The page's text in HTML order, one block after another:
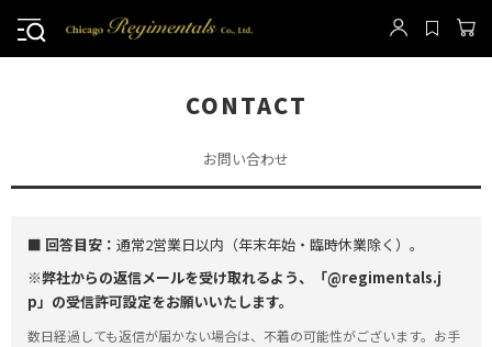
CONTACT
お問い合わせ
■ 回答目安： 通常2営業日以内（年末年始・臨時休業除く）。
※弊社からの返信メールを受け取れるよう、「@regimentals.j
p」の受信許可設定をお願いいたします。
数日経過しても返信が届かない場合は、不着の可能性がございます。お手